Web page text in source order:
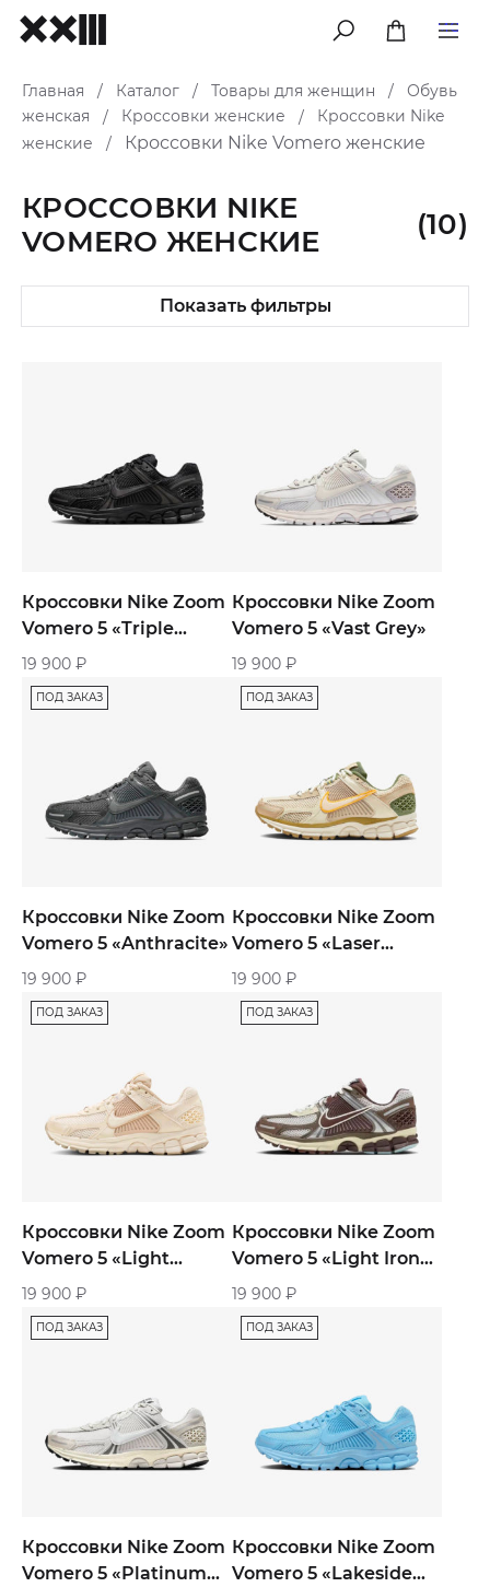
меню
Главная / Каталог / Товары для женщин /
Обувь
женская
/ Кроссовки женские /
Кроссовки Nike
женские
/ Кроссовки Nike Vomero женские
КРОССОВКИ NIKE
VOMERO ЖЕНСКИЕ
(10)
Показать фильтры
Кроссовки Nike Zoom
Vomero 5 «Triple
Black»
19 900 ₽
Кроссовки Nike Zoom
Vomero 5 «Vast Grey»
19 900 ₽
ПОД ЗАКАЗ
Кроссовки Nike Zoom
Vomero 5 «Anthracite»
19 900 ₽
ПОД ЗАКАЗ
Кроссовки Nike Zoom
Vomero 5 «Laser
Orange Medium Olive»
19 900 ₽
ПОД ЗАКАЗ
Кроссовки Nike Zoom
Vomero 5 «Light
Orewood Brown»
19 900 ₽
ПОД ЗАКАЗ
Кроссовки Nike Zoom
Vomero 5 «Light Iron
Orewood Earth Fossil»
19 900 ₽
ПОД ЗАКАЗ
Кроссовки Nike Zoom
Vomero 5 «Platinum
ПОД ЗАКАЗ
Кроссовки Nike Zoom
Vomero 5 «Lakeside